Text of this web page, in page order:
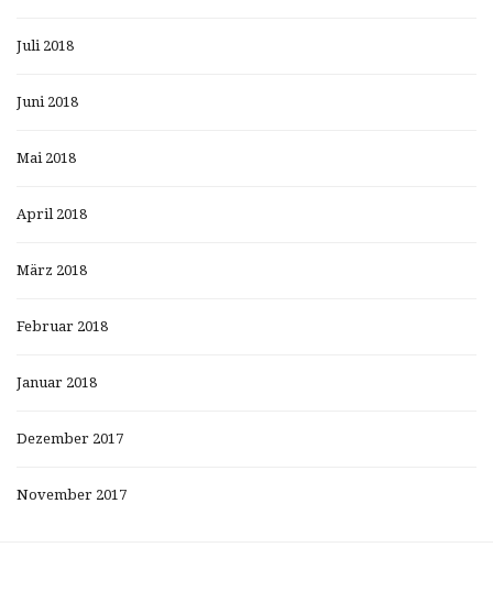
Juli 2018
Juni 2018
Mai 2018
April 2018
März 2018
Februar 2018
Januar 2018
Dezember 2017
November 2017